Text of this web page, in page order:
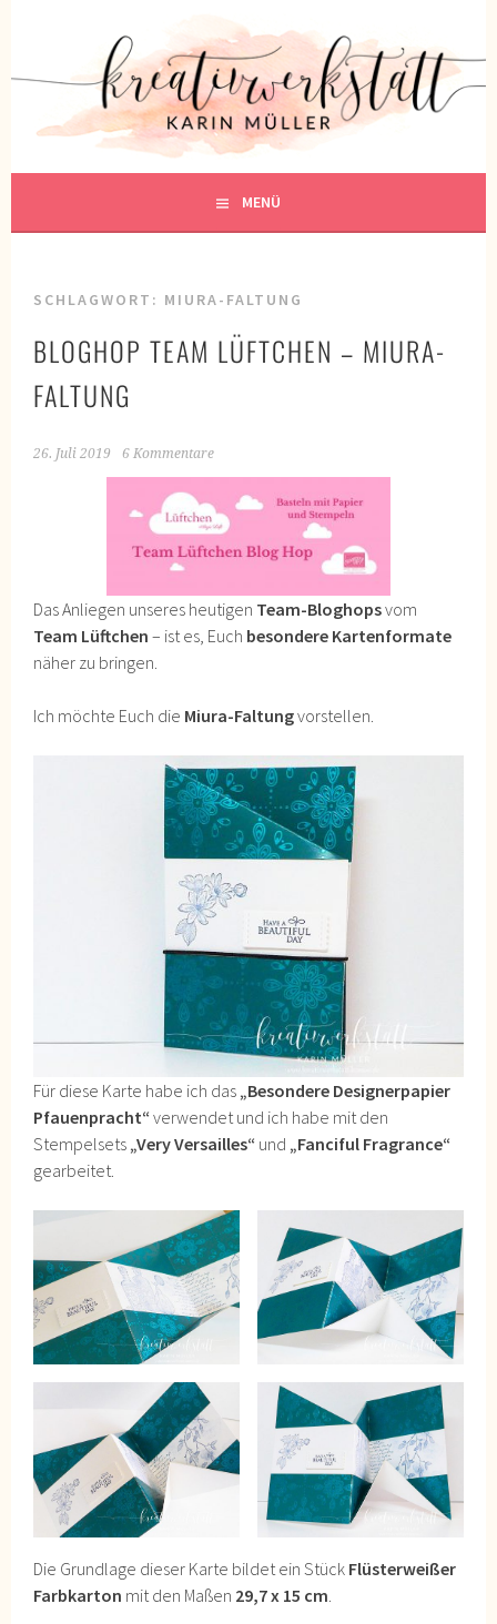
KREATIVWERKSTATT
KREATIV SEIN
MENÜ
SCHLAGWORT: MIURA-FALTUNG
BLOGHOP TEAM LÜFTCHEN – MIURA-
FALTUNG
26. Juli 2019 6 Kommentare
Das Anliegen unseres heutigen Team-Bloghopsvom
Team Lüftchen – ist es, Euch besondere Kartenformate
näher zu bringen.
Ich möchte Euch die Miura-Faltungvorstellen.
Für diese Karte habe ich das „Besondere Designerpapier
Pfauenpracht“ verwendet und ich habe mit den
Stempelsets „Very Versailles“ und „Fanciful Fragrance“
gearbeitet.
Die Grundlage dieser Karte bildet ein Stück Flüsterweißer
Farbkarton mit den Maßen 29,7 x 15 cm